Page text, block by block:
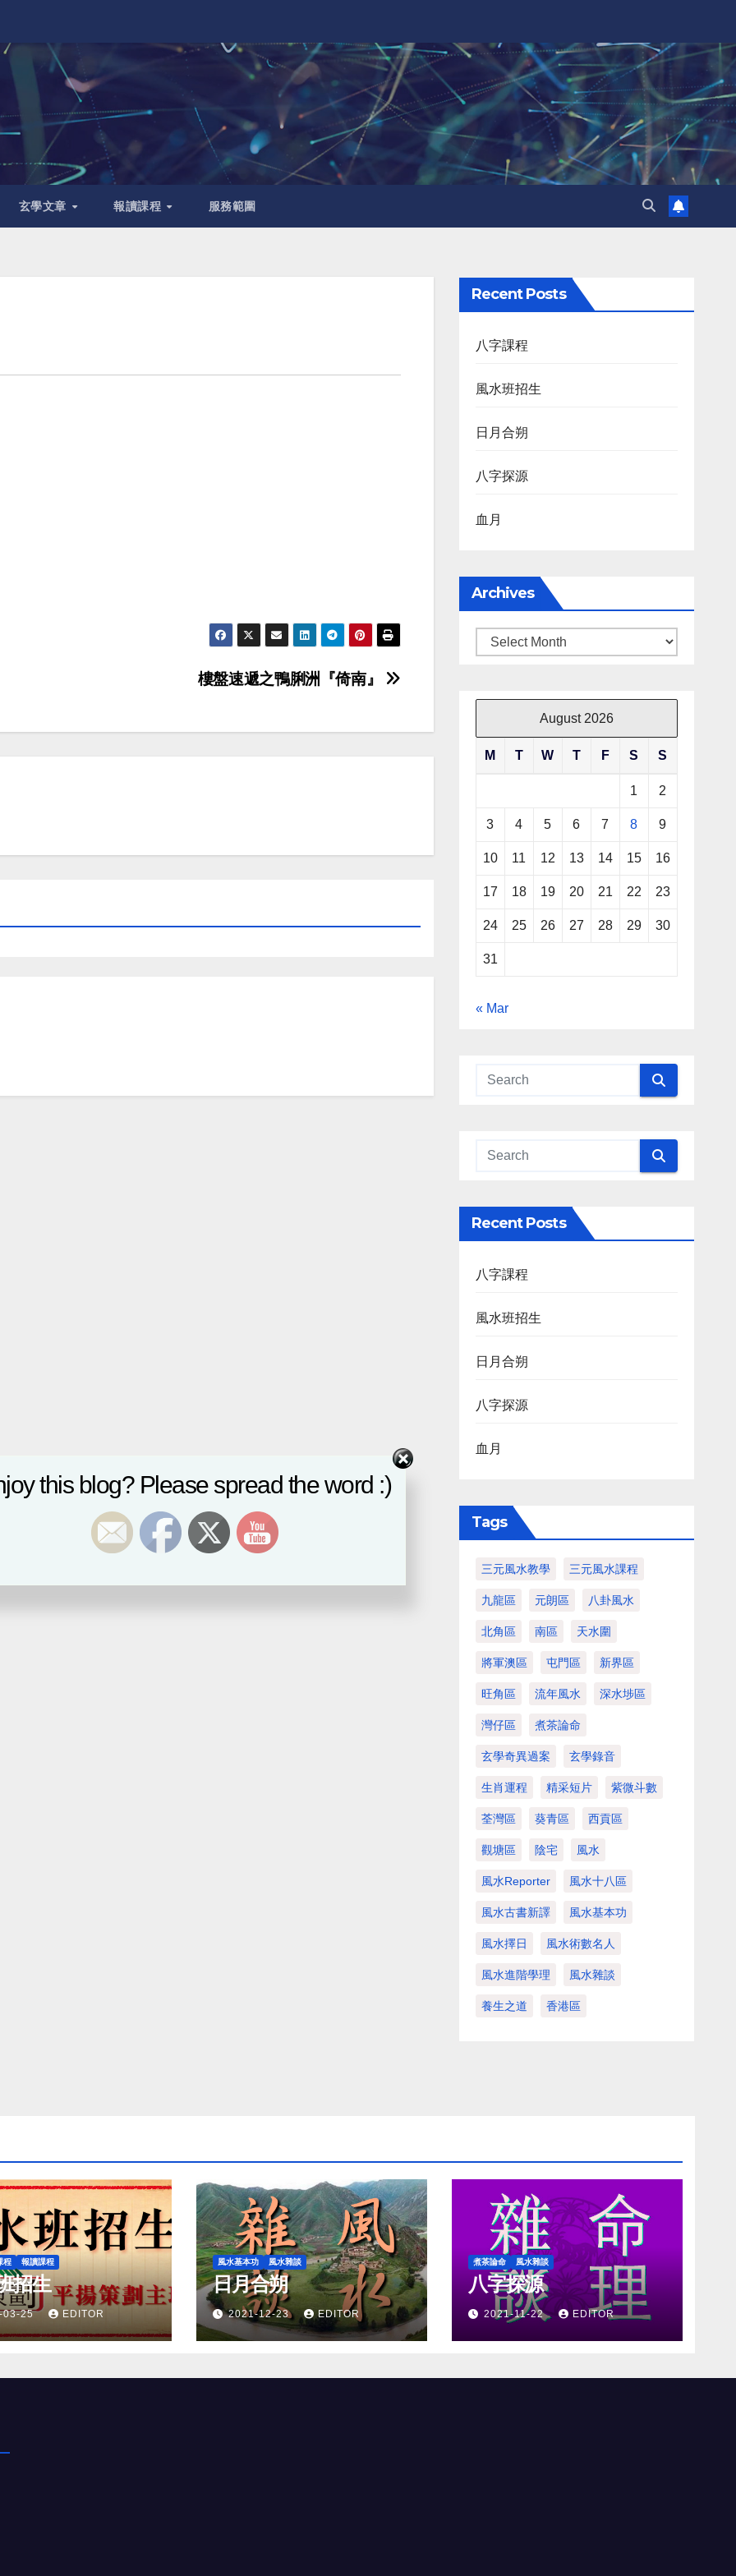
玄學文章 報讀課程 服務範圍
樓盤速遞之鴨脷洲『倚南』
Recent Posts
八字課程
風水班招生
日月合朔
八字探源
血月
Archives
Archives
August 2026
M T W T F S S
1 2
3 4 5 6 7 8 9
10 11 12 13 14 15 16
17 18 19 20 21 22 23
24 25 26 27 28 29 30
31
« Mar
Recent Posts
八字課程
風水班招生
日月合朔
八字探源
血月
Tags
三元風水教學 三元風水課程
九龍區 元朗區 八卦風水
北角區 南區 天水圍
將軍澳區 屯門區 新界區
旺角區 流年風水 深水埗區
灣仔區 煮茶論命
玄學奇異過案 玄學錄音
生肖運程 精采短片 紫微斗數
荃灣區 葵青區 西貢區
觀塘區 陰宅 風水
風水Reporter 風水十八區
風水古書新譯 風水基本功
風水擇日 風水術數名人
風水進階學理 風水雜談
養生之道 香港區
程 報讀課程
招生
03-25 EDITOR
風水基本功 風水雜談
日月合朔
2021-12-23 EDITOR
煮茶論命 風水雜談
八字探源
2021-11-22 EDITOR
this blog? Please spread the word :)